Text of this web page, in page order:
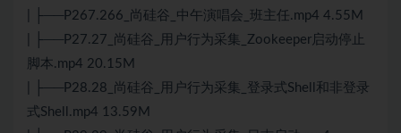
| ├──P267.266_尚硅谷_中午演唱会_班主任.mp4 4.55M
| ├──P27.27_尚硅谷_用户行为采集_Zookeeper启动停止
脚本.mp4 20.15M
| ├──P28.28_尚硅谷_用户行为采集_登录式Shell和非登录
式Shell.mp4 13.59M